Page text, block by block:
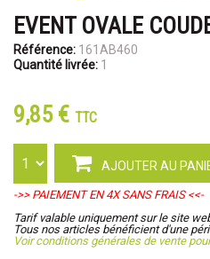
EVENT OVALE
Référence: 161AB460
Quantité livrée: 1
9,85 € TTC
AJOUTER AU
->> PAIEMENT EN 4X SANS FRAIS <<-
Tarif valable uniquement sur le site
Tous nos articles bénéficient d'une
Voir conditions générales de vente